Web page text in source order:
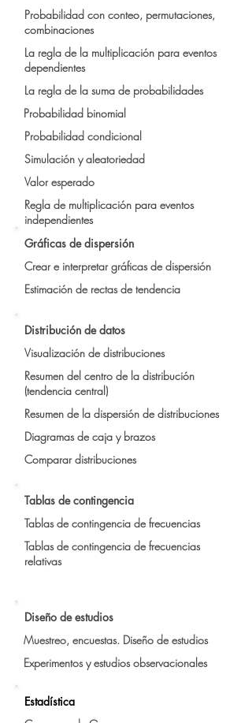
Probabilidad con conteo, permutaciones,
combinaciones
La regla de la multiplicación para eventos
dependientes
La regla de la suma de probabilidades
Probabilidad binomial
Probabilidad condicional
Simulación y aleatoriedad
Valor esperado
Regla de multiplicación para eventos
independientes
Gráficas de dispersión
Crear e interpretar gráficas de dispersión
Estimación de rectas de tendencia
Distribución de datos
Visualización de distribuciones
Resumen del centro de la distribución
(tendencia central)
Resumen de la dispersión de distribuciones
Diagramas de caja y brazos
Comparar distribuciones
Tablas de contingencia
Tablas de contingencia de frecuencias
Tablas de contingencia de frecuencias
relativas
Diseño de estudios
Muestreo, encuestas. Diseño de estudios
Experimentos y estudios observacionales
Estadística